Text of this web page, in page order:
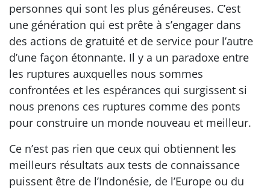
personnes qui sont les plus généreuses. C’est
une génération qui est prête à s’engager dans
des actions de gratuité et de service pour l’autre
d’une façon étonnante. Il y a un paradoxe entre
les ruptures auxquelles nous sommes
confrontées et les espérances qui surgissent si
nous prenons ces ruptures comme des ponts
pour construire un monde nouveau et meilleur.
Ce n’est pas rien que ceux qui obtiennent les
meilleurs résultats aux tests de connaissance
puissent être de l’Indonésie, de l’Europe ou du